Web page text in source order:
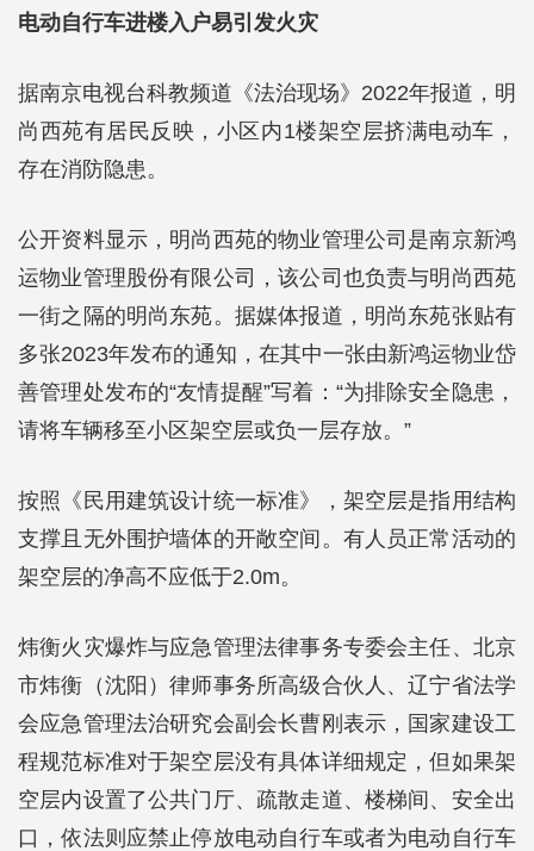
电动自行车进楼入户易引发火灾
据南京电视台科教频道《法治现场》2022年报道，明
尚西苑有居民反映，小区内1楼架空层挤满电动车，
存在消防隐患。
公开资料显示，明尚西苑的物业管理公司是南京新鸿
运物业管理股份有限公司，该公司也负责与明尚西苑
一街之隔的明尚东苑。据媒体报道，明尚东苑张贴有
多张2023年发布的通知，在其中一张由新鸿运物业岱
善管理处发布的“友情提醒”写着：“为排除安全隐患，
请将车辆移至小区架空层或负一层存放。”
按照《民用建筑设计统一标准》，架空层是指用结构
支撑且无外围护墙体的开敞空间。有人员正常活动的
架空层的净高不应低于2.0m。
炜衡火灾爆炸与应急管理法律事务专委会主任、北京
市炜衡（沈阳）律师事务所高级合伙人、辽宁省法学
会应急管理法治研究会副会长曹刚表示，国家建设工
程规范标准对于架空层没有具体详细规定，但如果架
空层内设置了公共门厅、疏散走道、楼梯间、安全出
口，依法则应禁止停放电动自行车或者为电动自行车